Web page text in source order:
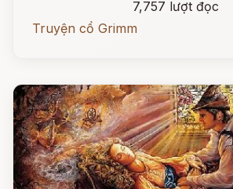
7,757 lượt đọc
Truyện cổ Grimm